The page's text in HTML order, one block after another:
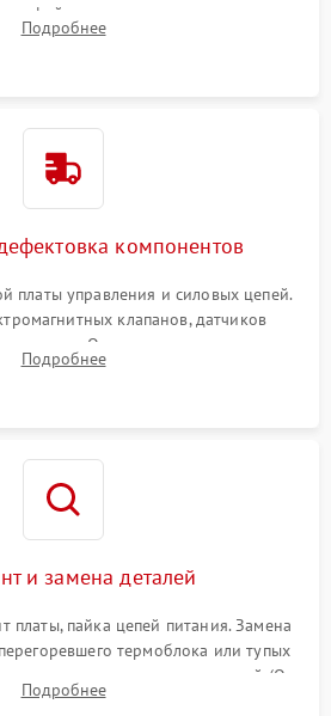
кофейных масел, жмыха и накипи.
и фильтров с использованием
Подробнее
компонентов
платы управления и силовых цепей.
клапанов, датчиков
Оценка степени износа
колец гидросистемы
Подробнее
и замена деталей
платы, пайка цепей питания. Замена
термоблока или тупых
силиконовых уплотнителей (O-
для надежного устранения
Подробнее